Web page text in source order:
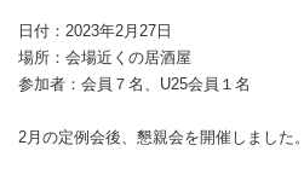
日付：​2023年2月27日
場所：​会場近くの居酒屋
参加者：​会員７名、U25会員１名
2月の定例会後、懇親会を開催しました。